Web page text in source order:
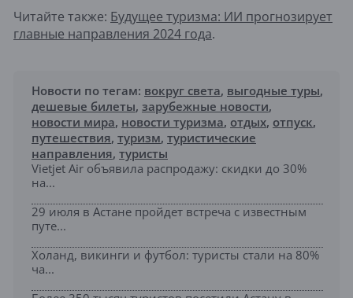
Читайте также: Будущее туризма: ИИ прогнозирует
главные направления 2024 года.
Новости по тегам: вокруг света, выгодные туры,
дешевые билеты, зарубежные новости,
новости мира, новости туризма, отдых, отпуск,
путешествия, туризм, туристические
направления, туристы
Vietjet Air объявила распродажу: скидки до 30%
на...
29 июля в Астане пройдет встреча с известным
путе...
Холанд, викинги и футбол: туристы стали на 80%
ча...